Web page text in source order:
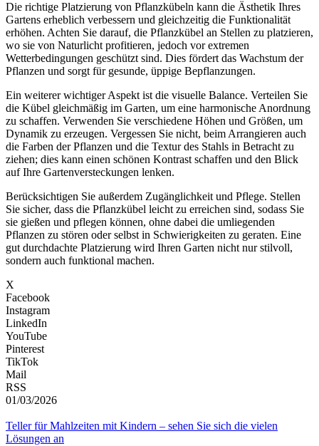
Die richtige Platzierung von Pflanzkübeln kann die Ästhetik Ihres
Gartens erheblich verbessern und gleichzeitig die Funktionalität
erhöhen. Achten Sie darauf, die Pflanzkübel an Stellen zu platzieren,
wo sie von Naturlicht profitieren, jedoch vor extremen
Wetterbedingungen geschützt sind. Dies fördert das Wachstum der
Pflanzen und sorgt für gesunde, üppige Bepflanzungen.
Ein weiterer wichtiger Aspekt ist die visuelle Balance. Verteilen Sie
die Kübel gleichmäßig im Garten, um eine harmonische Anordnung
zu schaffen. Verwenden Sie verschiedene Höhen und Größen, um
Dynamik zu erzeugen. Vergessen Sie nicht, beim Arrangieren auch
die Farben der Pflanzen und die Textur des Stahls in Betracht zu
ziehen; dies kann einen schönen Kontrast schaffen und den Blick
auf Ihre Gartenversteckungen lenken.
Berücksichtigen Sie außerdem Zugänglichkeit und Pflege. Stellen
Sie sicher, dass die Pflanzkübel leicht zu erreichen sind, sodass Sie
sie gießen und pflegen können, ohne dabei die umliegenden
Pflanzen zu stören oder selbst in Schwierigkeiten zu geraten. Eine
gut durchdachte Platzierung wird Ihren Garten nicht nur stilvoll,
sondern auch funktional machen.
X
Facebook
Instagram
LinkedIn
YouTube
Pinterest
TikTok
Mail
RSS
01/03/2026
Teller für Mahlzeiten mit Kindern – sehen Sie sich die vielen
Lösungen an